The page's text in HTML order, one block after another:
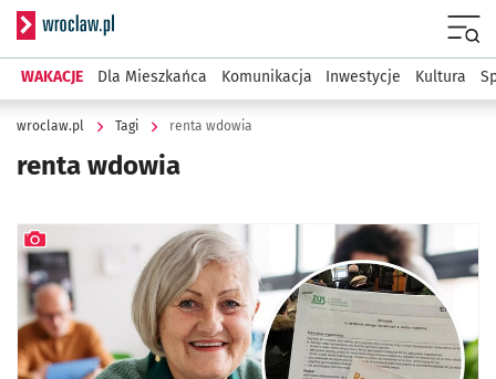
Serwis informacyjny wroclaw.pl
WAKACJE Dla Mieszkańca Komunikacja Inwestycje Kultura
wroclaw.pl Tagi renta wdowia
renta wdowia